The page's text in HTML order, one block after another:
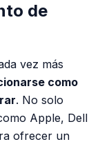
de
vez más
como
. No solo
Apple, Dell
ofrecer un